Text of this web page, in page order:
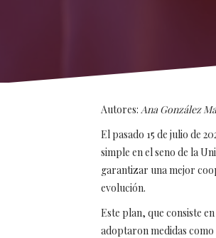
Autores: Ana González
El pasado 15 de julio de
simple en el seno de la
garantizar una mejor
evolución.
Este plan, que consiste
adoptaron medidas